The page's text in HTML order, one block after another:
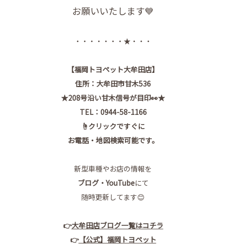
お願いいたします💙
・・・・・・・★・・・
【福岡トヨペット大牟田店】
住所：大牟田市甘木536
★208号沿い甘木信号が目印👀★
TEL：0944-58-1166
☝クリックですぐに
お電話・地図検索可能です。
新型車種やお店の情報を
ブログ・YouTubeにて
随時更新してます😊
👉大牟田店ブログ一覧はコチラ
👉【公式】福岡トヨペット